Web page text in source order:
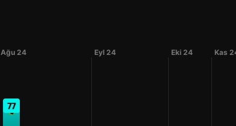
Ağu 24
77
Eyl 24 Eki 24 Kas